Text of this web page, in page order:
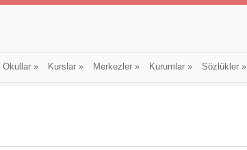
Okullar» Kurslar» Merkezler» Kurumlar» Sözlükler»